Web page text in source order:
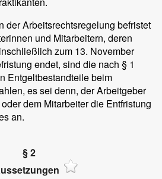
der Arbeitsrechtsregelung befristet
und Mitarbeitern, deren
zum 13. November
endet, sind die nach § 1
Entgeltbestandteile beim
es sei denn, der Arbeitgeber
dem Mitarbeiter die Entfristung
an.
§ 2